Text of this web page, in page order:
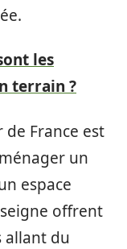
les
terrain ?
France est
un
espace
offrent
allant du